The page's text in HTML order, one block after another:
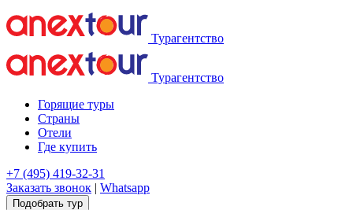
Турагентство
Турагентство
Горящие туры
Страны
Отели
Где купить
+7 (495) 419-32-31
Заказать звонок | Whatsapp
Подобрать тур